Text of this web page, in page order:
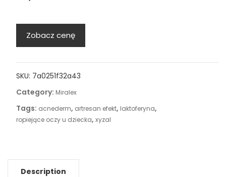
Zobacz cenę
SKU: 7a0251f32a43
Category: Miralex
Tags: acnederm, artresan efekt, laktoferyna,
ropiejące oczy u dziecka, xyzal
Description